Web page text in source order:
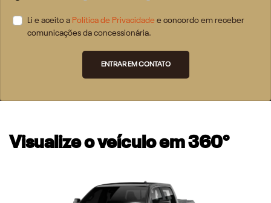
Li e aceito a Política de Privacidade e concordo em receber
comunicações da concessionária.
ENTRAR EM CONTATO
Visualize o veículo em 360°